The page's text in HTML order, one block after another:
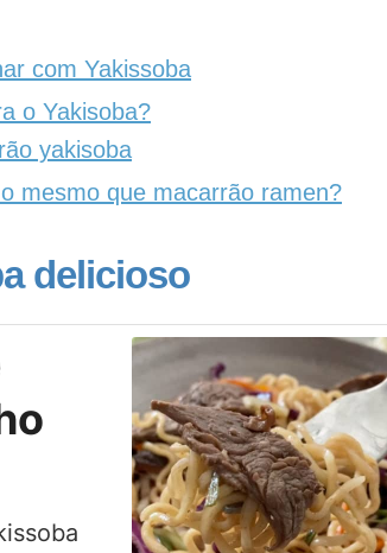
com Yakissoba
o Yakisoba?
yakisoba
mesmo que macarrão ramen?
delicioso